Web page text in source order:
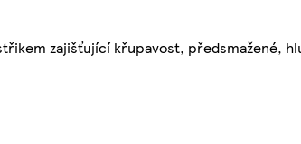
zajišťující křupavost, předsmažené,